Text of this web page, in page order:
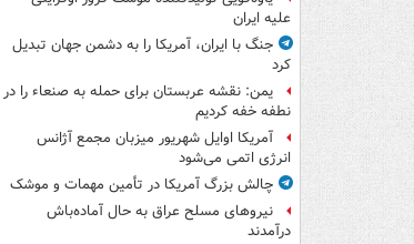
علیه ایران
جنگ با ایران، آمریکا را به دشمن جهان تبدیل
کرد
یمن: نقشه عربستان برای حمله به صنعاء را در
نطفه خفه کردیم
آمریکا اوایل شهریور میزبان مجمع آژانس
انرژی اتمی می‌شود
چالش بزرگ آمریکا در تأمین مهمات و موشک
نیروهای مسلح عراق به حال آماده‌باش
درآمدند